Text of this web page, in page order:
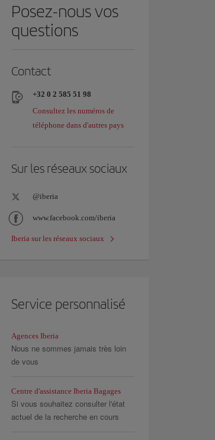
Posez-nous vos
questions
Contact
+32 0 2 585 51 98
Consultez les numéros de
téléphone dans d'autres pays
Sur les réseaux sociaux
@iberia
www.facebook.com/iberia
Iberia sur les réseaux sociaux
Service personnalisé
Agences Iberia
Nous ne sommes jamais très loin
de vous
Centre d'assistance Iberia Bagages
Si vous souhaitez consulter l'état
actuel de la recherche en cours